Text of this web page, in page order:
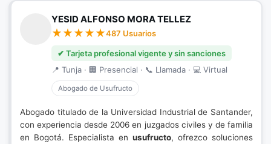
YESID ALFONSO MORA TELLEZ
487 Usuarios
✔ Tarjeta profesional vigente y sin sanciones
📍 Tunja · 🏢 Presencial · 📞 Llamada · 💻 Virtual
Abogado de Usufructo
Abogado titulado de la Universidad Industrial de Santander,
con experiencia desde 2006 en juzgados civiles y de familia
en Bogotá. Especialista en usufructo, ofrezco soluciones